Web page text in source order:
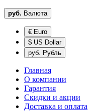
руб. Валюта
€ Euro
$ US Dollar
руб. Рубль
Главная
О компании
Гарантия
Скидки и акции
Доставка и оплата